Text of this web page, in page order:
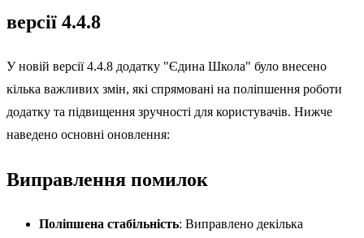
версії 4.4.8
У новій версії 4.4.8 додатку "Єдина Школа" було внесено
кілька важливих змін, які спрямовані на поліпшення роботи
додатку та підвищення зручності для користувачів. Нижче
наведено основні оновлення:
Виправлення помилок
Поліпшена стабільність: Виправлено декілька